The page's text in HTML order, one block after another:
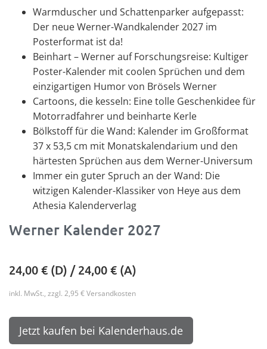
Warmduscher und Schattenparker aufgepasst:
Der neue Werner-Wandkalender 2027 im
Posterformat ist da!
Beinhart – Werner auf Forschungsreise: Kultiger
Poster-Kalender mit coolen Sprüchen und dem
einzigartigen Humor von Brösels Werner
Cartoons, die kesseln: Eine tolle Geschenkidee für
Motorradfahrer und beinharte Kerle
Bölkstoff für die Wand: Kalender im Großformat
37 x 53,5 cm mit Monatskalendarium und den
härtesten Sprüchen aus dem Werner-Universum
Immer ein guter Spruch an der Wand: Die
witzigen Kalender-Klassiker von Heye aus dem
Athesia Kalenderverlag
Werner Kalender 2027
24,00€ (D) /24,00€ (A)
inkl. MwSt., zzgl. 2,95 € Versandkosten
Jetzt kaufen bei Kalenderhaus.de